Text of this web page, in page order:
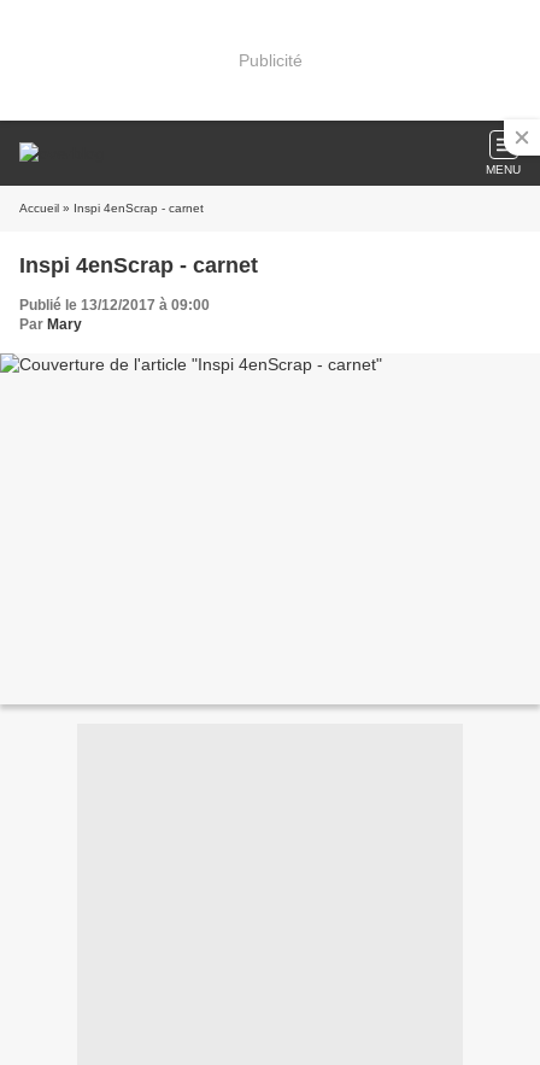
Publicité
MENU
Accueil » Inspi 4enScrap - carnet
Inspi 4enScrap - carnet
Publié le 13/12/2017 à 09:00
Par Mary